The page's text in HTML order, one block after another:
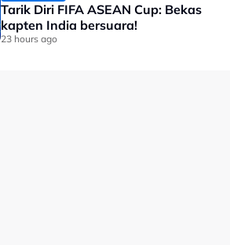
Tarik Diri FIFA ASEAN Cup: Bekas
kapten India bersuara!
23 hours ago